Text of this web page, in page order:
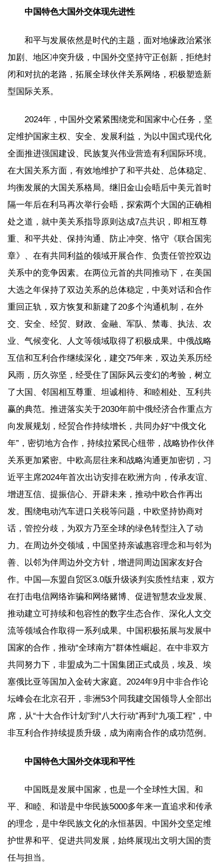
中国特色大国外交体现先进性
和平与发展依然是时代的主题，面对地缘政治紧张
加剧、地区冲突升级，中国外交坚持守正创新，拒绝封
闭和对抗的老路，拓展全球伙伴关系网络，积极塑造新
型国际关系。
2024年，中国外交紧紧围绕党和国家中心任务，坚
定维护国家主权、安全、发展利益，为以中国式现代化
全面推进强国建设、民族复兴伟业营造有利国际环境。
在大国关系方面，有效地维护了和平共处、总体稳定、
均衡发展的大国关系格局。继旧金山会晤后中美元首时
隔一年后在利马再次举行会晤，探索两个大国的正确相
处之道，就中美关系指导原则达成7点共识，即相互尊
重、和平共处、保持沟通、防止冲突、恪守《联合国宪
章》、在有共同利益的领域开展合作、负责任管控双边
关系中的竞争因素。在两位元首的共同推动下，在美国
大选之年保持了双边关系的总体稳定，中美对话和合作
重回正轨，双方恢复和新建了20多个沟通机制，在外
交、安全、经贸、财政、金融、军队、禁毒、执法、农
业、气候变化、人文等领域取得了积极成果。中俄战略
互信和互利合作继续深化，建交75年来，双边关系历经
风雨，历久弥坚，经受住了国际风云变幻的考验，树立
了大国、邻国相互尊重、坦诚相待、和睦相处、互利共
赢的典范。推进落实关于2030年前中俄经济合作重点方
向发展规划，经贸合作持续增长，共同办好“中俄文化
年”，密切地方合作，持续拉紧民心纽带，战略协作伙伴
关系更加紧密。中欧高层往来和战略沟通更加密切，习
近平主席2024年首次出访安排在欧洲方向，传承友谊、
增进互信、提振信心、开辟未来，推动中欧合作再出
发。围绕电动汽车进口关税等问题，中欧坚持协商对
话，管控分歧，为双方乃至全球的绿色转型注入了动
力。在周边外交领域，中国坚持亲诚惠容理念和与邻为
善、以邻为伴周边外交方针，增进同周边国家友好合
作。中国—东盟自贸区3.0版升级谈判实质性结束，双方
在打击电信网络诈骗和网络赌博、促进智慧农业发展、
推动建立可持续和包容性的数字生态合作、深化人文交
流等领域合作取得一系列成果。中国积极拓展与发展中
国家的合作，推动“全球南方”群体性崛起。在中非双方
共同努力下，非盟成为二十国集团正式成员，埃及、埃
塞俄比亚等国加入金砖大家庭。2024年9月中非合作论
坛峰会在北京召开，非洲53个同我建交国领导人全部出
席，从“十大合作计划”到“八大行动”再到“九项工程”，中
非互利合作持续提质升级，成为南南合作的成功范例。
中国特色大国外交体现和平性
中国既是发展中国家，也是一个全球性大国。和
平、和睦、和谐是中华民族5000多年来一直追求和传承
的理念，是中华民族文化的永恒基因。中国外交坚定维
护世界和平、促进共同发展，始终展现出文明大国的责
任与担当。